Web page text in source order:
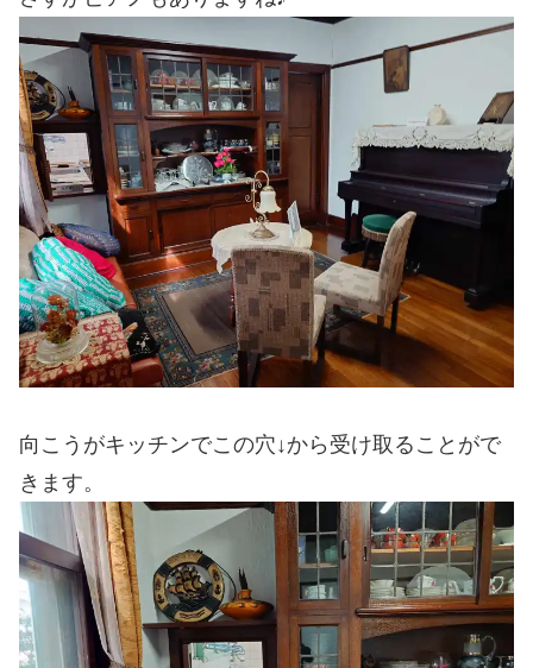
向こうがキッチンでこの穴↓から受け取ることがで
きます。